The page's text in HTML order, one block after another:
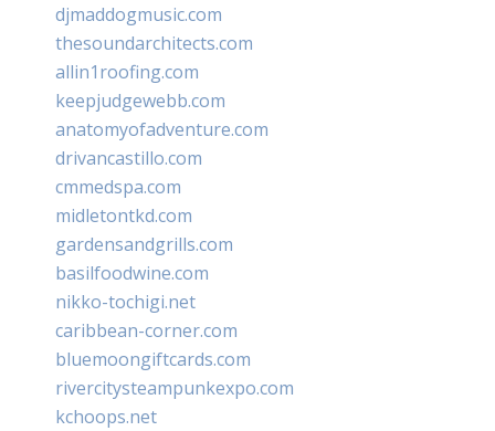
djmaddogmusic.com
thesoundarchitects.com
allin1roofing.com
keepjudgewebb.com
anatomyofadventure.com
drivancastillo.com
cmmedspa.com
midletontkd.com
gardensandgrills.com
basilfoodwine.com
nikko-tochigi.net
caribbean-corner.com
bluemoongiftcards.com
rivercitysteampunkexpo.com
kchoops.net